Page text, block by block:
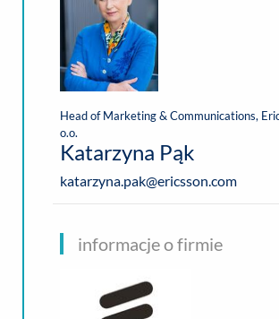
Head of Marketing & Communications,
o.o.
Katarzyna Pąk
katarzyna.pak@ericsson.com
informacje o firmie